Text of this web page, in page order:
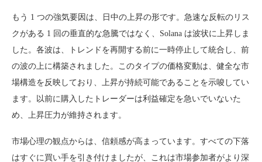
もう 1 つの強気要因は、日中の上昇の形です。急速な反転のリス
クがある 1 回の垂直的な急騰ではなく、Solana は波状に上昇しま
した。各波は、トレンドを再開する前に一時停止して統合し、前
の波の上に構築されました。このタイプの価格変動は、健全な市
場構造を反映しており、上昇が持続可能であることを示唆してい
ます。以前に購入したトレーダーは利益確定を急いでいないた
め、上昇圧力が維持されます。
市場心理の観点からは、信頼感が高まっています。すべての下落
はすぐに買い手を引き付けましたが、これは市場参加者がより深